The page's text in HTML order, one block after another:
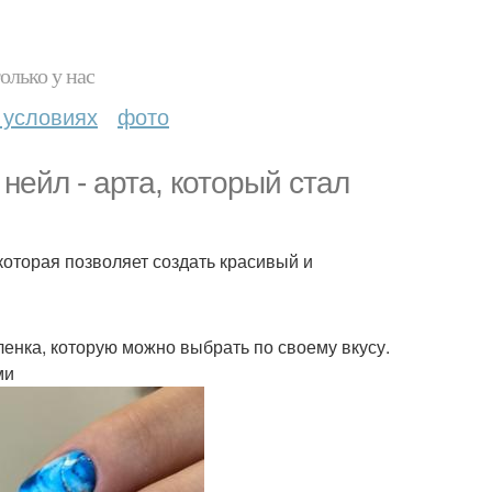
у нас
фото
- арта, который стал
позволяет создать красивый и
которую можно выбрать по своему вкусу.